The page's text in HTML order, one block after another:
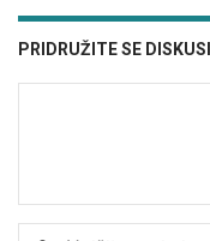
PRIDRUŽITE SE